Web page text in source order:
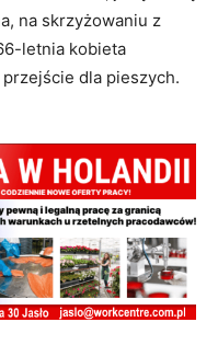
na skrzyżowaniu z
letnia kobieta
dla pieszych.